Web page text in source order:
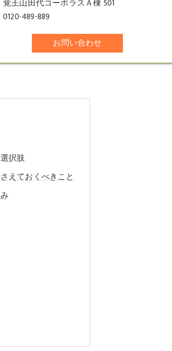
覚王山田代コーポラスＡ棟 501
0120-489-889
お問い合わせ
択肢
えておくべきこと